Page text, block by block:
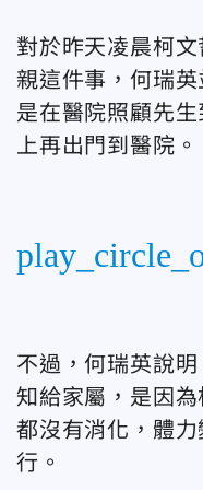
對於昨天凌晨柯
親這件事，何瑞
是在醫院照顧先
上再出門到醫院。
不過，何瑞英說
知給家屬，是因
都沒有消化，體
行。